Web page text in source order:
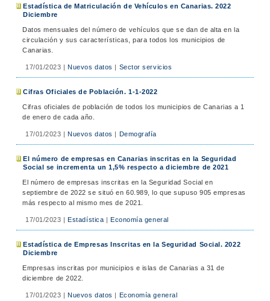
Estadística de Matriculación de Vehículos en Canarias. 2022
Diciembre
Datos mensuales del número de vehículos que se dan de alta en la
circulación y sus características, para todos los municipios de
Canarias.
17/01/2023 |Nuevos datos | Sector servicios
Cifras Oficiales de Población. 1-1-2022
Cifras oficiales de población de todos los municipios de Canarias a 1
de enero de cada año.
17/01/2023 |Nuevos datos | Demografía
El número de empresas en Canarias inscritas en la Seguridad
Social se incrementa un 1,5% respecto a diciembre de 2021
El número de empresas inscritas en la Seguridad Social en
septiembre de 2022 se situó en 60.989, lo que supuso 905 empresas
más respecto al mismo mes de 2021.
17/01/2023 |Estadística | Economía general
Estadística de Empresas Inscritas en la Seguridad Social. 2022
Diciembre
Empresas inscritas por municipios e islas de Canarias a 31 de
diciembre de 2022.
17/01/2023 |Nuevos datos | Economía general